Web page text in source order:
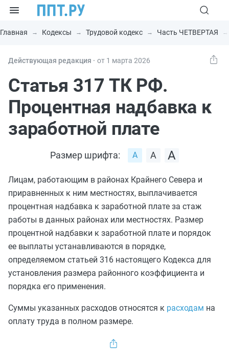
Главная Кодексы Трудовой кодекс Часть ЧЕТВЕРТАЯ
Действующая редакция ⸱ от 1 марта 2026
Статья 317 ТК РФ.
Процентная надбавка к
заработной плате
Размер шрифта:
Лицам, работающим в районах Крайнего Севера и
приравненных к ним местностях, выплачивается
процентная надбавка к заработной плате за стаж
работы в данных районах или местностях. Размер
процентной надбавки к заработной плате и порядок
ее выплаты устанавливаются в порядке,
определяемом статьей 316 настоящего Кодекса для
установления размера районного коэффициента и
порядка его применения.
Суммы указанных расходов относятся к расходам на
оплату труда в полном размере.